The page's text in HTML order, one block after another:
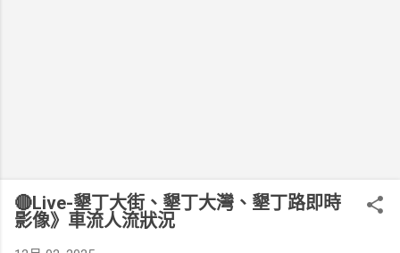
🔴Live-墾丁大街、墾丁大灣、墾丁路即時
影像》車流人流狀況